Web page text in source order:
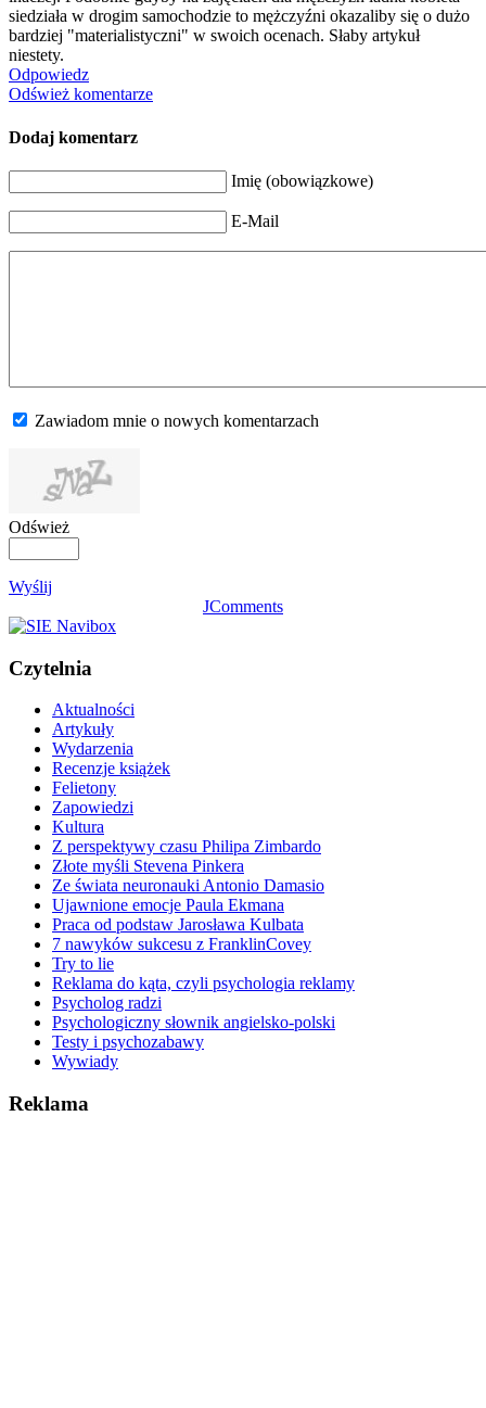
siedziała w drogim samochodzie to mężczyźni okazaliby się o dużo
bardziej "materialistyczni" w swoich ocenach. Słaby artykuł
niestety.
Odpowiedz
Odśwież komentarze
Dodaj komentarz
Imię (obowiązkowe)
E-Mail
Zawiadom mnie o nowych komentarzach
Odśwież
Wyślij
JComments
Czytelnia
Aktualności
Artykuły
Wydarzenia
Recenzje książek
Felietony
Zapowiedzi
Kultura
Z perspektywy czasu Philipa Zimbardo
Złote myśli Stevena Pinkera
Ze świata neuronauki Antonio Damasio
Ujawnione emocje Paula Ekmana
Praca od podstaw Jarosława Kulbata
7 nawyków sukcesu z FranklinCovey
Try to lie
Reklama do kąta, czyli psychologia reklamy
Psycholog radzi
Psychologiczny słownik angielsko-polski
Testy i psychozabawy
Wywiady
Reklama